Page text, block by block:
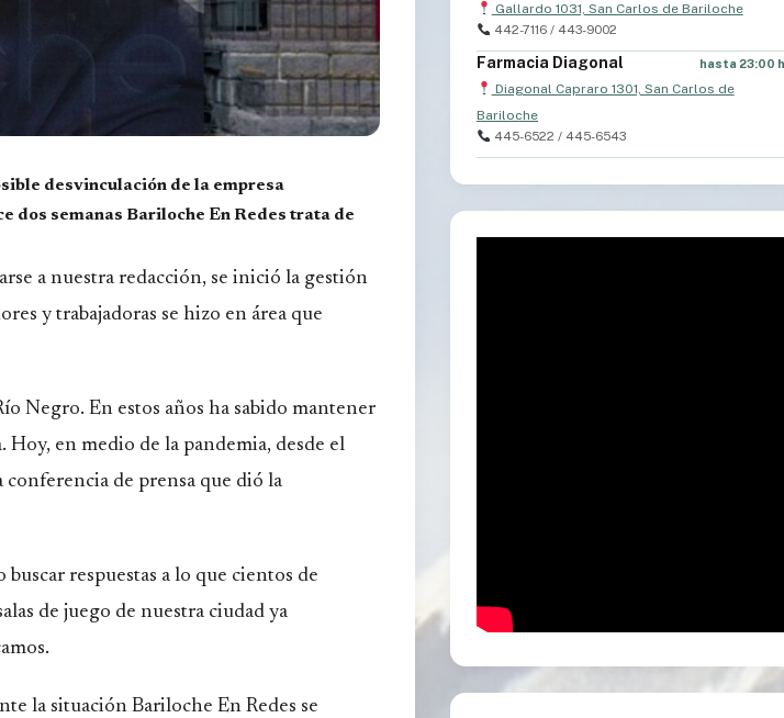
desvinculación de la empresa
dos semanas Bariloche En Redes trata de
a nuestra redacción, se inició la gestión
y trabajadoras se hizo en área que
Negro. En estos años ha sabido mantener
Hoy, en medio de la pandemia, desde el
conferencia de prensa que dió la
respuestas a lo que cientos de
de juego de nuestra ciudad ya
s.
la situación Bariloche En Redes se
Gallardo 1031, San Carlos de Bariloche
442-7116 / 443-9002
Farmacia Diagonal hasta 23:00
Diagonal Capraro 1301, San Carlos de
Bariloche
445-6522 / 445-6543